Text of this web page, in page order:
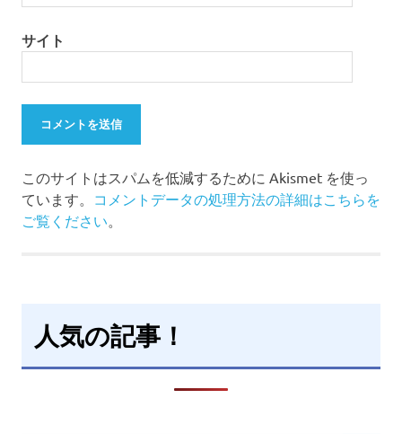
サイト
このサイトはスパムを低減するために Akismet を使っ
ています。 コメントデータの処理方法の詳細はこちらを
ご覧ください。
人気の記事！